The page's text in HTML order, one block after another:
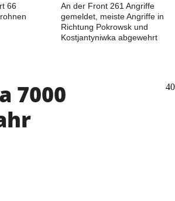
66
An der Front 261 Angriffe
gemeldet, meiste Angriffe in
Richtung Pokrowsk und
Kostjantyniwka abgewehrt
7000